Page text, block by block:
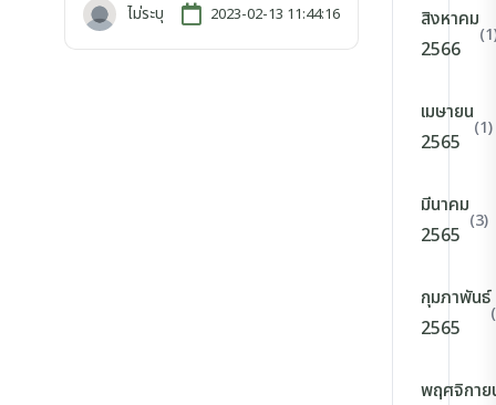
ไม่ระบุ 2023-02-13 11:44:16
สิงหาคม
2566
เมษายน
2565
(1)
มีนาคม
2565
(3)
กุมภาพันธ์
2565
พฤศจิกาย